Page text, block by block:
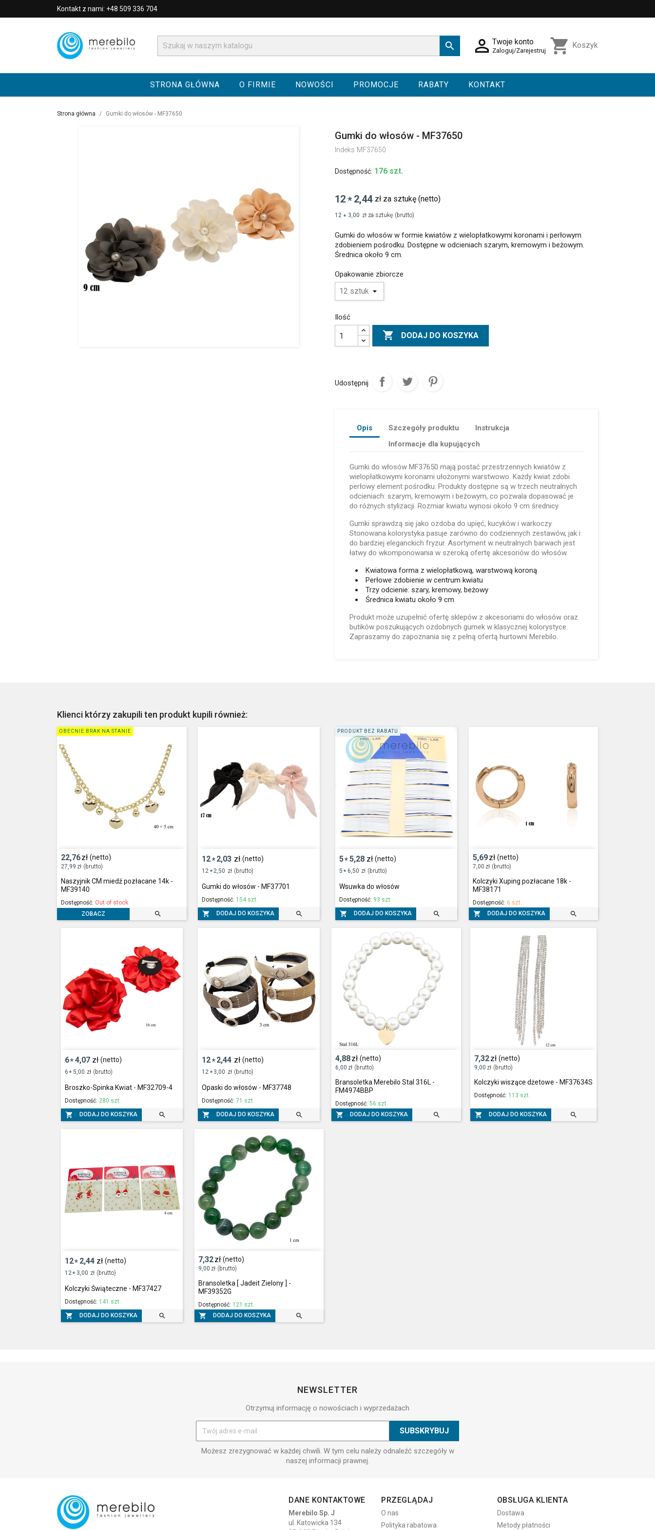
Kontakt z nami: +48 509 336 704
  Twoje konto
Zaloguj/Zarejestruj shopping_cart Koszyk
STRONA GŁÓWNA O FIRMIE NOWOŚCI PROMOCJE RABATY KONTAKT
Strona główna Gumki do włosów - MF37650
Gumki do włosów - MF37650
Indeks MF37650
Dostępność: 176 szt.
12* 2,44 zł za sztukę (netto)
12 * 3,00 zł za sztukę (brutto)
Gumki do włosów w formie kwiatów z wielopłatkowymi koronami i perłowym
zdobieniem pośrodku. Dostępne w odcieniach szarym, kremowym i beżowym.
Średnica około 9 cm.
Opakowanie zbiorcze
Ilość
 DODAJ DO KOSZYKA
Udostępnij
Opis Szczegóły produktu
Instrukcja
Informacje dla kupujących
Gumki do włosów MF37650 mają postać przestrzennych kwiatów z
wielopłatkowymi koronami ułożonymi warstwowo. Każdy kwiat zdobi
perłowy element pośrodku. Produkty dostępne są w trzech neutralnych
odcieniach: szarym, kremowym i beżowym, co pozwala dopasować je
do różnych stylizacji. Rozmiar kwiatu wynosi około 9 cm średnicy.
Gumki sprawdzą się jako ozdoba do upięć, kucyków i warkoczy.
Stonowana kolorystyka pasuje zarówno do codziennych zestawów, jak i
do bardziej eleganckich fryzur. Asortyment w neutralnych barwach jest
łatwy do wkomponowania w szeroką ofertę akcesoriów do włosów.
Kwiatowa forma z wielopłatkową, warstwową koroną
Perłowe zdobienie w centrum kwiatu
Trzy odcienie: szary, kremowy, beżowy
Średnica kwiatu około 9 cm
Produkt może uzupełnić ofertę sklepów z akcesoriami do włosów oraz
butików poszukujących ozdobnych gumek w klasycznej kolorystyce.
Zapraszamy do zapoznania się z pełną ofertą hurtowni Merebilo.
Klienci którzy zakupili ten produkt kupili również:
22,76zł (netto)
27,99 zł (brutto)
Naszyjnik CM miedź pozłacane 14k -
MF39140
Dostępność: Out of stock
ZOBACZ

OBECNIE BRAK NA STANIE
12*2,03 zł (netto)
12 * 2,50 zł (brutto)
Gumki do włosów - MF37701
Dostępność: 154 szt.
 DODAJ DO KOSZYKA 
5*5,28 zł (netto)
5 * 6,50 zł (brutto)
Wsuwka do włosów
Dostępność: 93 szt.
 DODAJ DO KOSZYKA 
PRODUKT BEZ RABATU
5,69zł (netto)
7,00 zł (brutto)
Kolczyki Xuping pozłacane 18k -
MF38171
Dostępność: 6 szt.
 DODAJ DO KOSZYKA 
6*4,07 zł (netto)
6 * 5,00 zł (brutto)
Broszko-Spinka Kwiat - MF32709-4
Dostępność: 280 szt.
 DODAJ DO KOSZYKA 
12*2,44 zł (netto)
12 * 3,00 zł (brutto)
Opaski do włosów - MF37748
Dostępność:71 szt.
 DODAJ DO KOSZYKA 
4,88zł (netto)
6,00 zł (brutto)
Bransoletka Merebilo Stal 316L -
FM4974BBP
Dostępność: 56 szt.
 DODAJ DO KOSZYKA 
7,32zł (netto)
9,00 zł (brutto)
Kolczyki wiszące dżetowe - MF37634S
Dostępność: 113 szt.
 DODAJ DO KOSZYKA 
12* 2,44 zł (netto)
12 * 3,00 zł (brutto)
Kolczyki Świąteczne - MF37427
Dostępność: 141 szt.
 DODAJ DO KOSZYKA 
7,32zł (netto)
9,00 zł (brutto)
Bransoletka [ Jadeit Zielony ] -
MF39352G
Dostępność: 121 szt.
 DODAJ DO KOSZYKA 
NEWSLETTER
Otrzymuj informację o nowościach i wyprzedażach
Możesz zrezygnować w każdej chwili. W tym celu należy odnaleźć szczegóły w
naszej informacji prawnej.
DANE KONTAKTOWE
Merebilo Sp. J
ul. Katowicka 134
PRZEGLĄDAJ
O nas
Polityka rabatowa
OBSŁUGA KLIENTA
Dostawa
Metody płatności